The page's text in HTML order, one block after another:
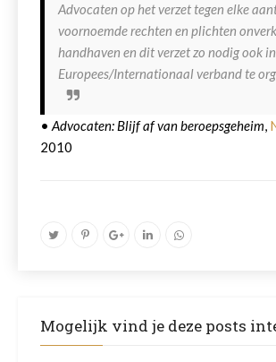
Advocaten op het verzet tegen elke
voornoemde rechten en plichten
handhaven en dit verzet zo nodig ook in
Europees/Internationaal verband te
• Advocaten: Blijf af van beroepsgeheim,
2010
Mogelijk vind je deze posts